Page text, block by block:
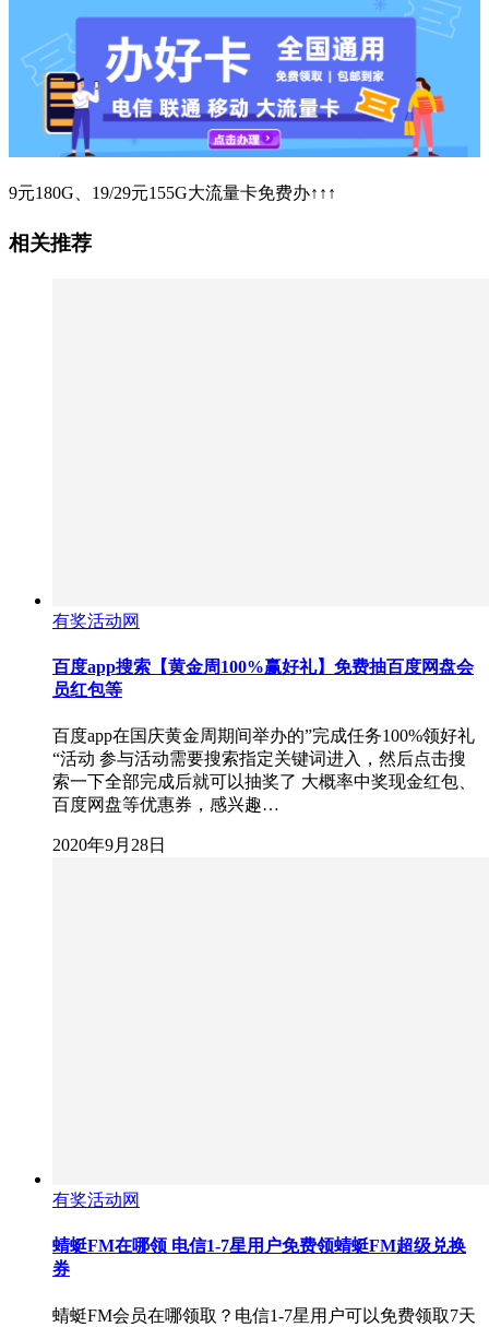
9元180G、19/29元155G大流量卡免费办↑↑↑
相关推荐
有奖活动网
百度app搜索【黄金周100%赢好礼】免费抽百度网盘会
员红包等
百度app在国庆黄金周期间举办的”完成任务100%领好礼
“活动 参与活动需要搜索指定关键词进入，然后点击搜
索一下全部完成后就可以抽奖了 大概率中奖现金红包、
百度网盘等优惠券，感兴趣…
2020年9月28日
有奖活动网
蜻蜓FM在哪领 电信1-7星用户免费领蜻蜓FM超级兑换
券
蜻蜓FM会员在哪领取？电信1-7星用户可以免费领取7天